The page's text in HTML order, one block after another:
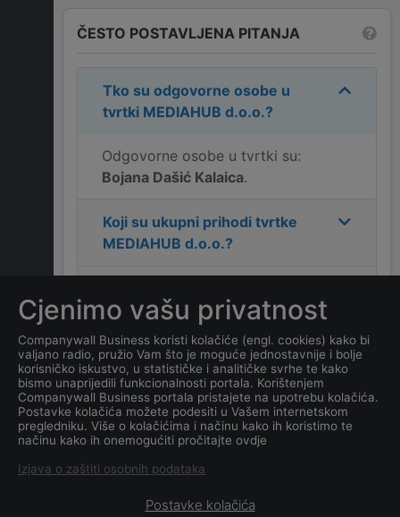
ČESTO POSTAVLJENA PITANJA
Tko su odgovorne osobe u
tvrtki MEDIAHUB d.o.o.?
Odgovorne osobe u tvrtki su:
Bojana Dašić Kalaica.
Koji su ukupni prihodi tvrtke
MEDIAHUB d.o.o.?
MEDIAHUB d.o.o.?
Koji je kontakt tvrtke
MEDIAHUB d.o.o.?
Koji je datum osnivanja
tvrtkeMEDIAHUB d.o.o.
Cjenimo vašu privatnost
Companywall Business koristi kolačiće (engl. cookies) kako bi
valjano radio, pružio Vam što je moguće jednostavnije i bolje
korisničko iskustvo, u statističke i analitičke svrhe te kako
bismo unaprijedili funkcionalnosti portala. Korištenjem
Companywall Business portala pristajete na upotrebu kolačića.
Postavke kolačića možete podesiti u Vašem internetskom
pregledniku. Više o kolačićima i načinu kako ih koristimo te
načinu kako ih onemogućiti pročitajte ovdje
Izjava o zaštiti osobnih podataka
Postavke kolačića